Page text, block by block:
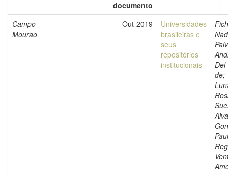
documento
Campo
Mourao
- Out-2019
Universidades
brasileiras e
seus
repositórios
institucionais
Del
de;